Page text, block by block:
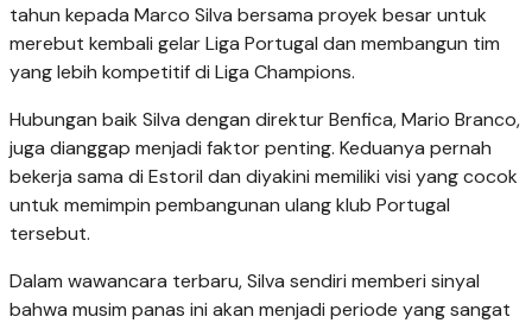
tahun kepada Marco Silva bersama proyek besar untuk
merebut kembali gelar Liga Portugal dan membangun tim
yang lebih kompetitif di Liga Champions.
Hubungan baik Silva dengan direktur Benfica, Mario Branco,
juga dianggap menjadi faktor penting. Keduanya pernah
bekerja sama di Estoril dan diyakini memiliki visi yang cocok
untuk memimpin pembangunan ulang klub Portugal
tersebut.
Dalam wawancara terbaru, Silva sendiri memberi sinyal
bahwa musim panas ini akan menjadi periode yang sangat